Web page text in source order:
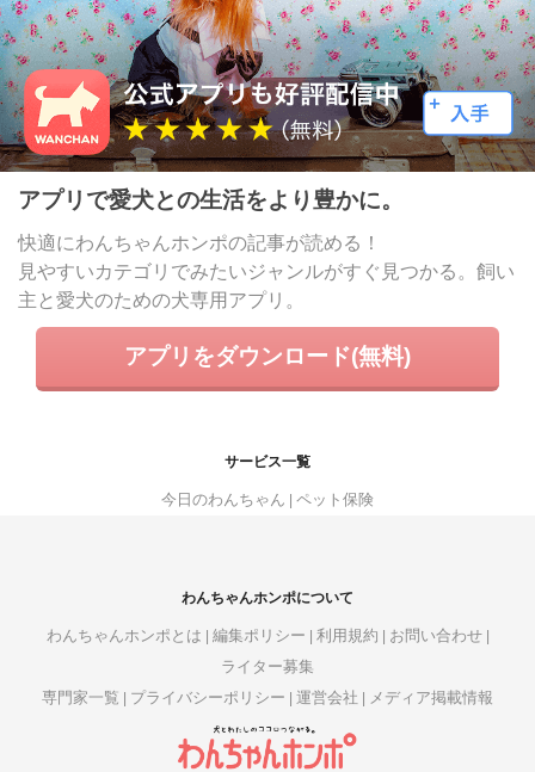
アプリで愛犬との生活をより豊かに。
快適にわんちゃんホンポの記事が読める！
見やすいカテゴリでみたいジャンルがすぐ見つかる。飼い
主と愛犬のための犬専用アプリ。
アプリをダウンロード(無料)
サービス一覧
今日のわんちゃん ペット保険
わんちゃんホンポについて
わんちゃんホンポとは 編集ポリシー 利用規約
お問い合わせ
ライター募集
専門家一覧
プライバシーポリシー 運営会社 メディア掲載情報